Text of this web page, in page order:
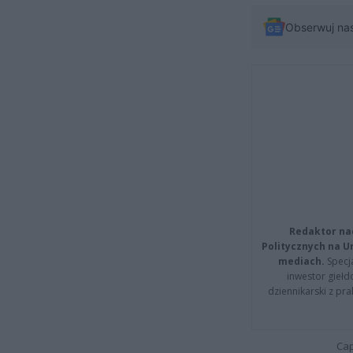
Obserwuj
Redaktor
Politycznych na
mediach.
inwestor
dziennikarski z